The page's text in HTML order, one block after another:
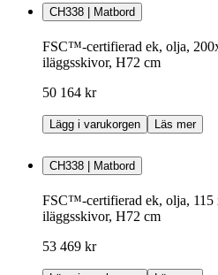
CH338 | Matbord
FSC™-certifierad ek, olja,
iläggsskivor, H72 cm
50 164 kr
Lägg i varukorgen Läs mer
CH338 | Matbord
FSC™-certifierad ek, olja, 115
iläggsskivor, H72 cm
53 469 kr